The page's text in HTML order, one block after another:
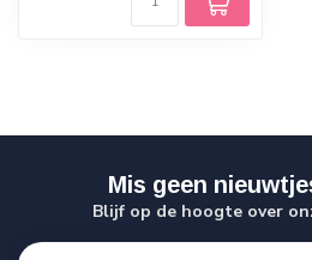
Mis geen
Blijf op de hoogte over